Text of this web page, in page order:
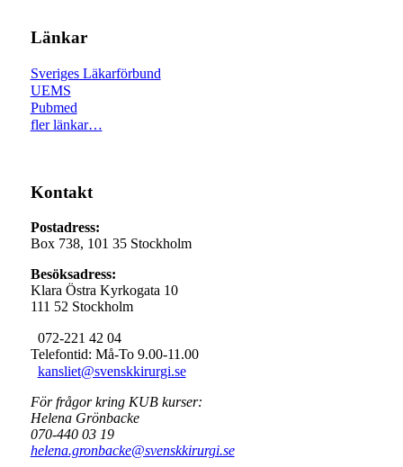
Länkar
Sveriges Läkarförbund
UEMS
Pubmed
fler länkar…
Kontakt
Postadress:
Box 738, 101 35 Stockholm
Besöksadress:
Klara Östra Kyrkogata 10
111 52 Stockholm
072-221 42 04
Telefontid: Må-To 9.00-11.00
kansliet@svenskkirurgi.se
För frågor kring KUB kurser:
Helena Grönbacke
070-440 03 19
helena.gronbacke@svenskkirurgi.se